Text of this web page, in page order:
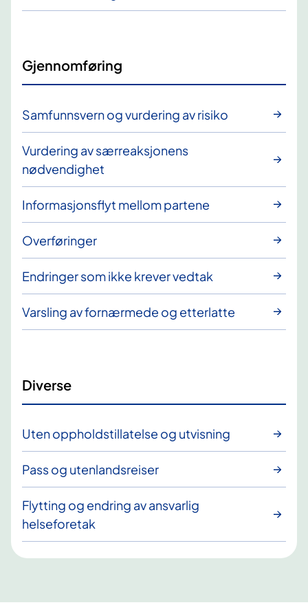
Gjennomføring
Samfunnsvern og vurdering av risiko
Vurdering av særreaksjonens
nødvendighet
Informasjonsflyt mellom partene
Overføringer
Endringer som ikke krever vedtak
Varsling av fornærmede og etterlatte
Diverse
Uten oppholdstillatelse og utvisning
Pass og utenlandsreiser
Flytting og endring av ansvarlig
helseforetak